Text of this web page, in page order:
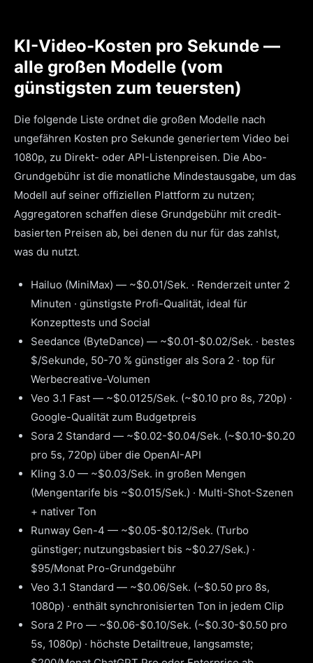
KI-Video-Kosten pro Sekunde —
alle großen Modelle (vom
günstigsten zum teuersten)
Die folgende Liste ordnet die großen Modelle nach
ungefähren Kosten pro Sekunde generiertem Video bei
1080p, zu Direkt- oder API-Listenpreisen. Die Abo-
Grundgebühr ist die monatliche Mindestausgabe, um das
Modell auf seiner offiziellen Plattform zu nutzen;
Aggregatoren schaffen diese Grundgebühr mit credit-
basierten Preisen ab, bei denen du nur für das zahlst,
was du nutzt.
Hailuo (MiniMax) — ~$0.01/Sek. · Renderzeit unter 2
Minuten · günstigste Profi-Qualität, ideal für
Konzepttests und Social
Seedance (ByteDance) — ~$0.01-$0.02/Sek. · bestes
$/Sekunde, 50-70 % günstiger als Sora 2 · top für
Werbecreative-Volumen
Veo 3.1 Fast — ~$0.0125/Sek. (~$0.10 pro 8s, 720p) ·
Google-Qualität zum Budgetpreis
Sora 2 Standard — ~$0.02-$0.04/Sek. (~$0.10-$0.20
pro 5s, 720p) über die OpenAI-API
Kling 3.0 — ~$0.03/Sek. in großen Mengen
(Mengentarife bis ~$0.015/Sek.) · Multi-Shot-Szenen
+ nativer Ton
Runway Gen-4 — ~$0.05-$0.12/Sek. (Turbo
günstiger; nutzungsbasiert bis ~$0.27/Sek.) ·
$95/Monat Pro-Grundgebühr
Veo 3.1 Standard — ~$0.06/Sek. (~$0.50 pro 8s,
1080p) · enthält synchronisierten Ton in jedem Clip
Sora 2 Pro — ~$0.06-$0.10/Sek. (~$0.30-$0.50 pro
5s, 1080p) · höchste Detailtreue, langsamste;